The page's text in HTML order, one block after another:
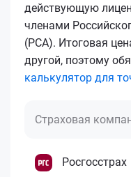
действующую
членами
(РСА). Итоговая
другой, поэтому
калькулятор для
Страховая
Росгосстрах